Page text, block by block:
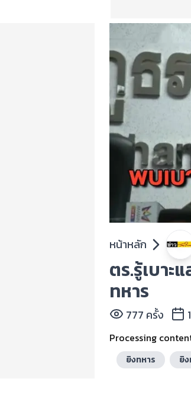
หน้าหลัก
ตร.รู้เบาะ
ทหาร
777 ครั้ง
Processing
ยิงทหาร ยิ